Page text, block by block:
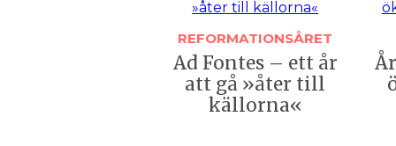
REFORMATIONSÅRET
Ad Fontes – ett år
att gå »åter till
källorna«